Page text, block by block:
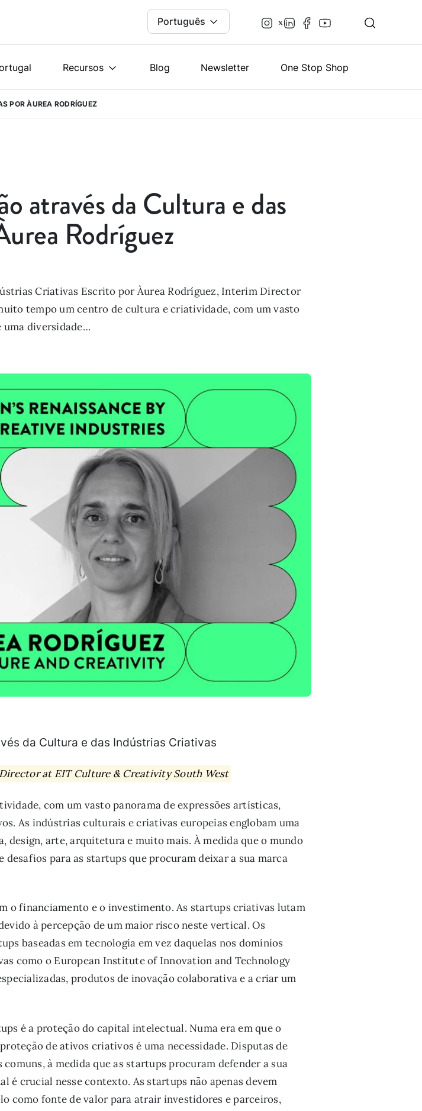
Português
Recursos Blog Newsletter One Stop Shop
POR ÀUREA RODRÍGUEZ
através da Cultura e das
Rodríguez
Criativas Escrito por Àurea Rodríguez, Interim Director
tempo um centro de cultura e criatividade, com um vasto
uma diversidade…
da Cultura e das Indústrias Criativas
at EIT Culture & Creativity South West
com um vasto panorama de expressões artísticas,
As indústrias culturais e criativas europeias englobam uma
design, arte, arquitetura e muito mais. À medida que o mundo
para as startups que procuram deixar a sua marca
o financiamento e o investimento. As startups criativas lutam
à percepção de um maior risco neste vertical. Os
baseadas em tecnologia em vez daquelas nos domínios
como o European Institute of Innovation and Technology
produtos de inovação colaborativa e a criar um
é a proteção do capital intelectual. Numa era em que o
de ativos criativos é uma necessidade. Disputas de
à medida que as startups procuram defender a sua
crucial nesse contexto. As startups não apenas devem
como fonte de valor para atrair investidores e parceiros,